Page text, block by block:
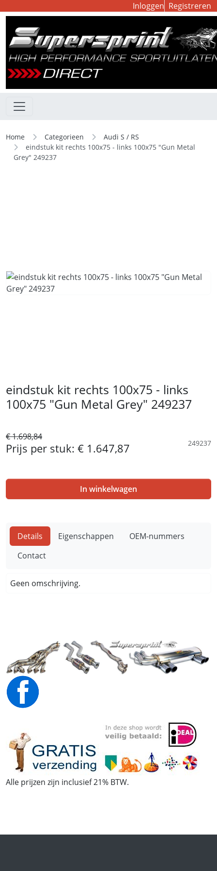
Inloggen Registreren
Home Categorieen
Audi S / RS
eindstuk kit rechts 100x75 - links 100x75 "Gun Metal
Grey" 249237
eindstuk kit rechts 100x75 - links
100x75 "Gun Metal Grey" 249237
€ 1.698,84
Prijs per stuk: € 1.647,87 249237
In winkelwagen
Details Eigenschappen
OEM-nummers
Contact
Geen omschrijving.
Alle prijzen zijn inclusief 21% BTW.